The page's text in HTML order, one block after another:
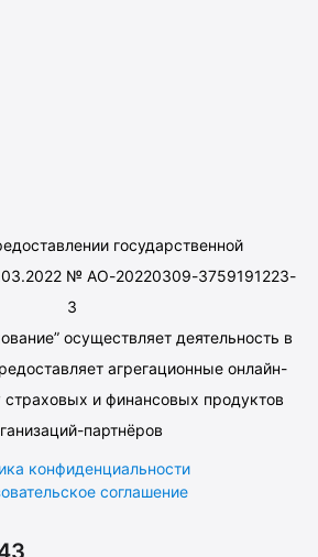
государственной
№ АО-20220309-3759191223-
3
осуществляет деятельность в
агрегационные онлайн-
страховых и финансовых продуктов
партнёров
конфиденциальности
соглашение